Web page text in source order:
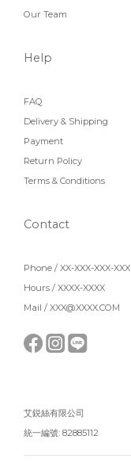
Our Team
Help
FAQ
Delivery & Shipping
Payment
Return Policy
Terms & Conditions
Contact
Phone / XX-XXX-XXX-XXX
Hours / XXXX-XXXX
Mail / XXX@XXXX.COM
艾鋭絲有限公司
統一編號: 82885112